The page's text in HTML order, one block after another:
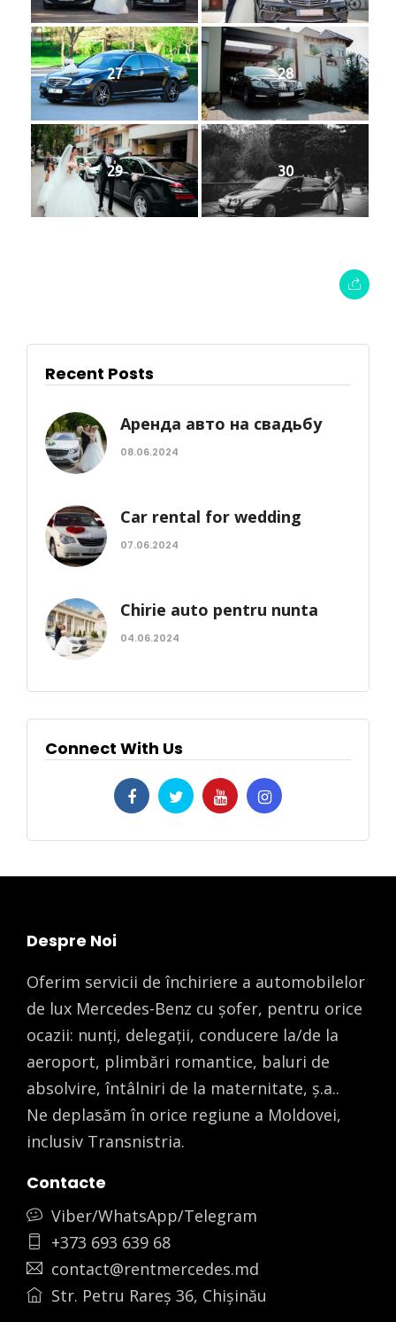
27 28
29 30
Recent Posts
Аренда авто на свадьбу
08.06.2024
Car rental for wedding
07.06.2024
Chirie auto pentru nunta
04.06.2024
Connect With Us
Despre Noi
Oferim servicii de închiriere a automobilelor
de lux Mercedes-Benz cu șofer, pentru orice
ocazii: nunți, delegații, conducere la/de la
aeroport, plimbări romantice, baluri de
absolvire, întâlniri de la maternitate, ș.a..
Ne deplasăm în orice regiune a Moldovei,
inclusiv Transnistria.
Contacte
Viber/WhatsApp/Telegram
+373 693 639 68
contact@rentmercedes.md
Str. Petru Rareș 36, Chișinău